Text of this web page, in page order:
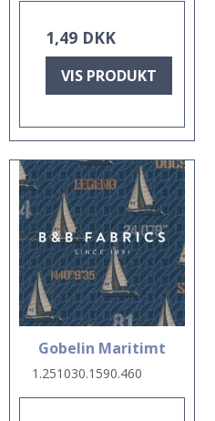
1,49 DKK
VIS PRODUKT
Gobelin Maritimt
1.251030.1590.460